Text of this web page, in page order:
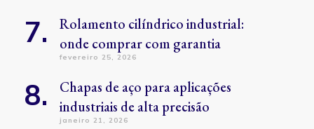
Rolamento cilíndrico industrial:
onde comprar com garantia
fevereiro 25, 2026
Chapas de aço para aplicações
industriais de alta precisão
janeiro 21, 2026